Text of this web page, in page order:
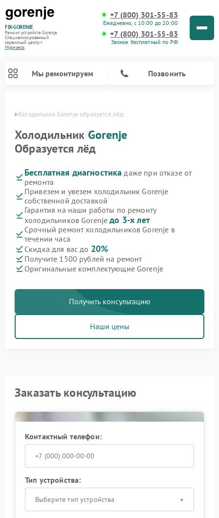
FIX-GORENJE
Ремонт устройств Gorenje
Специализированный
cервисный центр г.
Мурманск
+7 (800) 301-55-83
Ежедневно, с 10:00 до 20:00
+7 (800) 301-55-83
Звонок бесплатный по РФ
Мы ремонтируем Позвонить
Холодильник Gorenje образуется лёд
Холодильник Gorenje
Образуется лёд
Бесплатная диагностика даже при отказе от
ремонта
Привезем и увезем холодильник Gorenje
собственной доставкой
Гарантия на наши работы по ремонту
холодильников Gorenjeдо 3-х лет
Срочный ремонт холодильников Gorenje в
течении часа
Скидка для вас до 20%
Получите 1500 рублей на ремонт
Оригинальные комплектующие Gorenje
Получить консультацию
Наши цены
Заказать консультацию
Контактный телефон:
Тип устройства:
Выберите тип устройства